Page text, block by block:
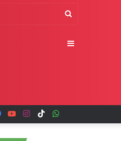
TikTok
Instagram
YouTube
Facebook
Buscar
Sidebar